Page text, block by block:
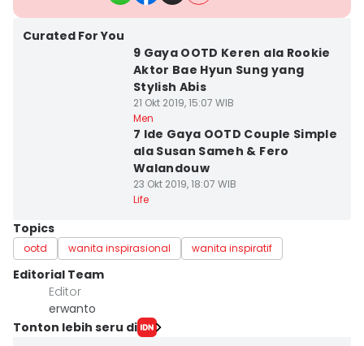
Curated For You
9 Gaya OOTD Keren ala Rookie
Aktor Bae Hyun Sung yang
Stylish Abis
21 Okt 2019, 15:07 WIB
Men
7 Ide Gaya OOTD Couple Simple
ala Susan Sameh & Fero
Walandouw
23 Okt 2019, 18:07 WIB
Life
Topics
ootd wanita inspirasional wanita inspiratif
Editorial Team
Editor
erwanto
Tonton lebih seru di